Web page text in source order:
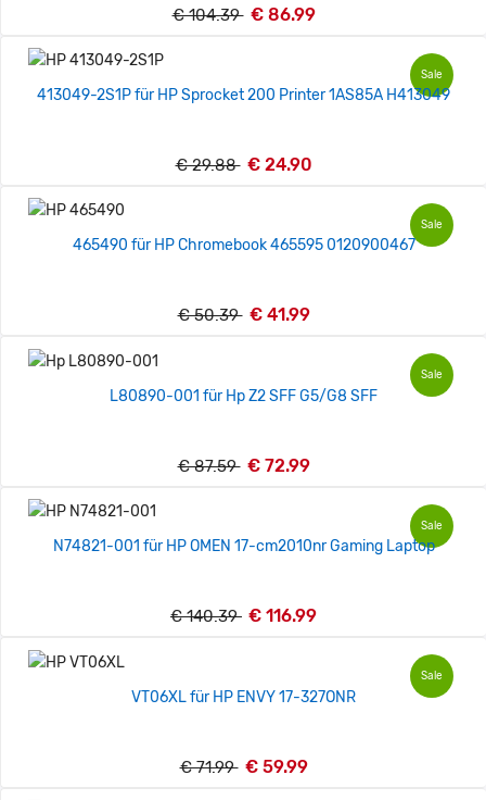
€ 104.39 € 86.99
Sale
413049-2S1P für HP Sprocket 200 Printer 1AS85A H413049
€ 29.88 € 24.90
Sale
465490 für HP Chromebook 465595 0120900467
€ 50.39 € 41.99
Sale
L80890-001 für Hp Z2 SFF G5/G8 SFF
€ 87.59 € 72.99
Sale
N74821-001 für HP OMEN 17-cm2010nr Gaming Laptop
€ 140.39 € 116.99
Sale
VT06XL für HP ENVY 17-327ONR
€ 71.99 € 59.99